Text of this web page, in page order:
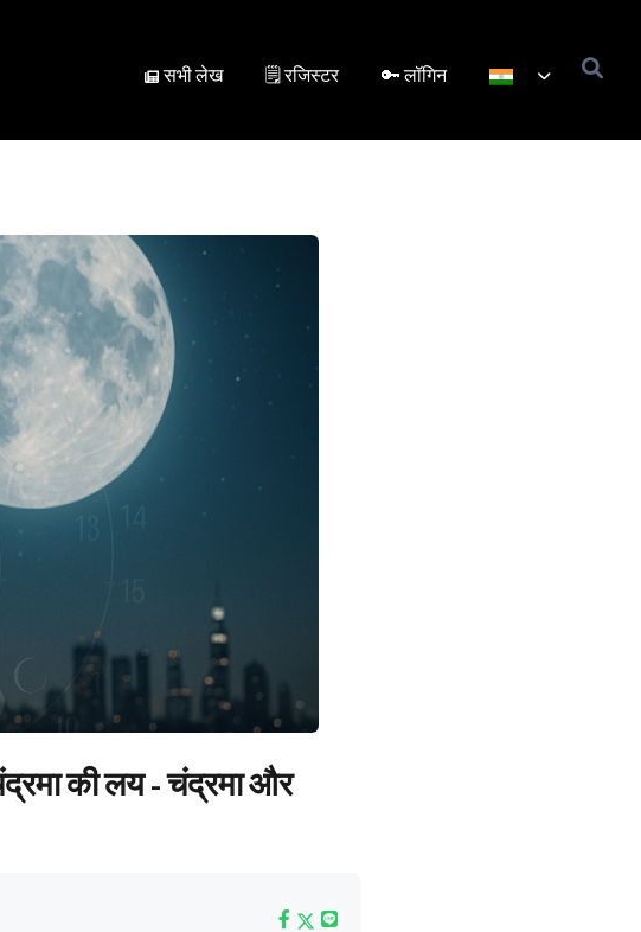
सभी लेख 🗒️ रजिस्टर 🔑 लॉगिन
की लय - चंद्रमा और